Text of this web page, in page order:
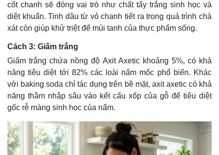
cốt chanh sẽ đóng vai trò như chất tẩy trắng sinh học và
diệt khuẩn. Tinh dầu từ vỏ chanh tiết ra trong quá trình chà
xát còn giúp khử triệt để mùi tanh của thực phẩm sống.
Cách 3: Giấm trắng
Giấm trắng chứa nồng độ Axit Axetic khoảng 5%, có khả
năng tiêu diệt tới 82% các loài nấm mốc phổ biến. Khác
với baking soda chỉ tác dụng trên bề mặt, axit axetic có khả
năng thâm nhập sâu vào kết cấu xốp của gỗ để tiêu diệt
gốc rễ màng sinh học của nấm.